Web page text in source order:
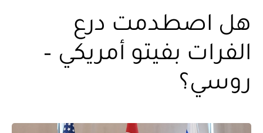
هل اصطدمت درع
الفرات بفيتو أمريكي –
روسي؟